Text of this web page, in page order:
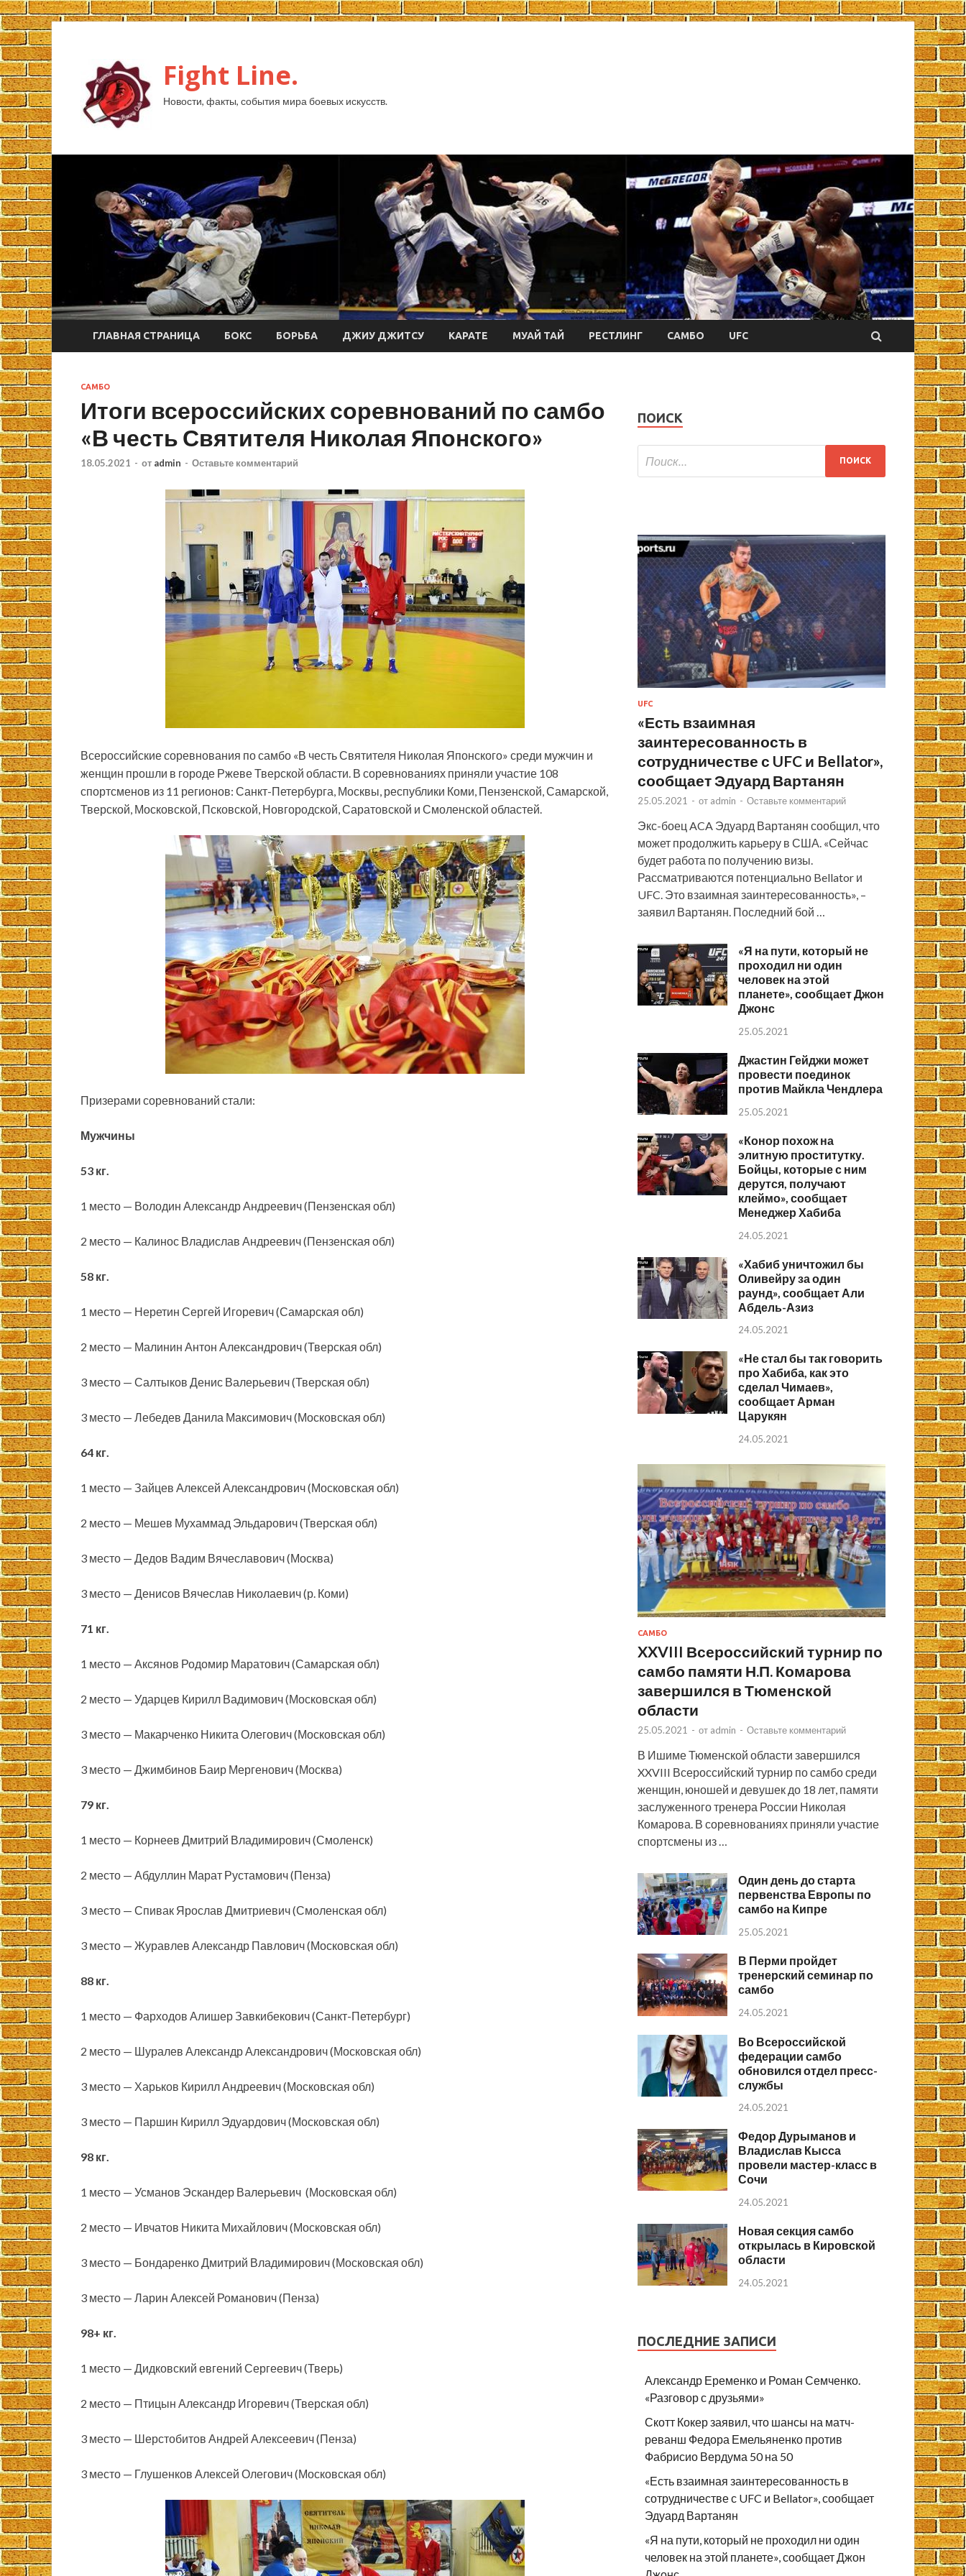
Fight Line.
Новости, факты, события мира боевых искусств.
ГЛАВНАЯ СТРАНИЦА БОКС БОРЬБА ДЖИУ ДЖИТСУ КАРАТЕ МУАЙ ТАЙ РЕСТЛИНГ САМБО UFC
САМБО
Итоги всероссийских соревнований по самбо
«В честь Святителя Николая Японского»
18.05.2021 - от admin - Оставьте комментарий
Всероссийские соревнования по самбо «В честь Святителя Николая Японского» среди мужчин и
женщин прошли в городе Ржеве Тверской области. В соревнованиях приняли участие 108
спортсменов из 11 регионов: Санкт-Петербурга, Москвы, республики Коми, Пензенской, Самарской,
Тверской, Московской, Псковской, Новгородской, Саратовской и Смоленской областей.
Призерами соревнований стали:
Мужчины
53 кг.
1 место — Володин Александр Андреевич (Пензенская обл)
2 место — Калинос Владислав Андреевич (Пензенская обл)
58 кг.
1 место — Неретин Сергей Игоревич (Самарская обл)
2 место — Малинин Антон Александрович (Тверская обл)
3 место — Салтыков Денис Валерьевич (Тверская обл)
3 место — Лебедев Данила Максимович (Московская обл)
64 кг.
1 место — Зайцев Алексей Александрович (Московская обл)
2 место — Мешев Мухаммад Эльдарович (Тверская обл)
3 место — Дедов Вадим Вячеславович (Москва)
3 место — Денисов Вячеслав Николаевич (р. Коми)
71 кг.
1 место — Аксянов Родомир Маратович (Самарская обл)
2 место — Ударцев Кирилл Вадимович (Московская обл)
3 место — Макарченко Никита Олегович (Московская обл)
3 место — Джимбинов Баир Мергенович (Москва)
79 кг.
1 место — Корнеев Дмитрий Владимирович (Смоленск)
2 место — Абдуллин Марат Рустамович (Пенза)
3 место — Спивак Ярослав Дмитриевич (Смоленская обл)
3 место — Журавлев Александр Павлович (Московская обл)
88 кг.
1 место — Фарходов Алишер Завкибекович (Санкт-Петербург)
2 место — Шуралев Александр Александрович (Московская обл)
3 место — Харьков Кирилл Андреевич (Московская обл)
3 место — Паршин Кирилл Эдуардович (Московская обл)
98 кг.
1 место — Усманов Эскандер Валерьевич (Московская обл)
2 место — Ивчатов Никита Михайлович (Московская обл)
3 место — Бондаренко Дмитрий Владимирович (Московская обл)
3 место — Ларин Алексей Романович (Пенза)
98+ кг.
1 место — Дидковский евгений Сергеевич (Тверь)
2 место — Птицын Александр Игоревич (Тверская обл)
3 место — Шерстобитов Андрей Алексеевич (Пенза)
3 место — Глушенков Алексей Олегович (Московская обл)
ПОИСК
UFC
«Есть взаимная
заинтересованность в
сотрудничестве с UFC и Bellator»,
сообщает Эдуард Вартанян
25.05.2021 - от admin - Оставьте комментарий
Экс-боец ACA Эдуард Вартанян сообщил, что
может продолжить карьеру в США. «Сейчас
будет работа по получению визы.
Рассматриваются потенциально Bellator и
UFC. Это взаимная заинтересованность», –
заявил Вартанян. Последний бой …
«Я на пути, который не
проходил ни один
человек на этой
планете», сообщает Джон
Джонс
25.05.2021
Джастин Гейджи может
провести поединок
против Майкла Чендлера
25.05.2021
«Конор похож на
элитную проститутку.
Бойцы, которые с ним
дерутся, получают
клеймо», сообщает
Менеджер Хабиба
24.05.2021
«Хабиб уничтожил бы
Оливейру за один
раунд», сообщает Али
Абдель-Азиз
24.05.2021
«Не стал бы так говорить
про Хабиба, как это
сделал Чимаев»,
сообщает Арман
Царукян
24.05.2021
САМБО
XXVIII Всероссийский турнир по
самбо памяти Н.П. Комарова
завершился в Тюменской
области
25.05.2021 - от admin - Оставьте комментарий
В Ишиме Тюменской области завершился
XXVIII Всероссийский турнир по самбо среди
женщин, юношей и девушек до 18 лет, памяти
заслуженного тренера России Николая
Комарова. В соревнованиях приняли участие
спортсмены из …
Один день до старта
первенства Европы по
самбо на Кипре
25.05.2021
В Перми пройдет
тренерский семинар по
самбо
24.05.2021
Во Всероссийской
федерации самбо
обновился отдел пресс-
службы
24.05.2021
Федор Дурыманов и
Владислав Кысса
провели мастер-класс в
Сочи
24.05.2021
Новая секция самбо
открылась в Кировской
области
24.05.2021
ПОСЛЕДНИЕ ЗАПИСИ
Александр Еременко и Роман Семченко.
«Разговор с друзьями»
Скотт Кокер заявил, что шансы на матч-
реванш Федора Емельяненко против
Фабрисио Вердума 50 на 50
«Есть взаимная заинтересованность в
сотрудничестве с UFC и Bellator», сообщает
Эдуард Вартанян
«Я на пути, который не проходил ни один
человек на этой планете», сообщает Джон